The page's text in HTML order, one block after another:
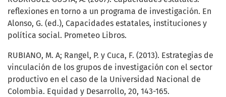
reflexiones en torno a un programa de investigación. En
Alonso, G. (ed.), Capacidades estatales, instituciones y
política social. Prometeo Libros.
RUBIANO, M. A; Rangel, P. y Cuca, F. (2013). Estrategias de
vinculación de los grupos de investigación con el sector
productivo en el caso de la Universidad Nacional de
Colombia. Equidad y Desarrollo, 20, 143-165.